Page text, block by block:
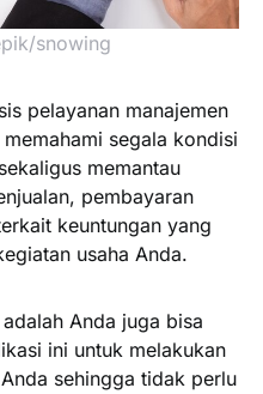
snowing
pelayanan manajemen
segala kondisi
memantau
pembayaran
keuntungan yang
usaha Anda.
Anda juga bisa
ini untuk melakukan
sehingga tidak perlu